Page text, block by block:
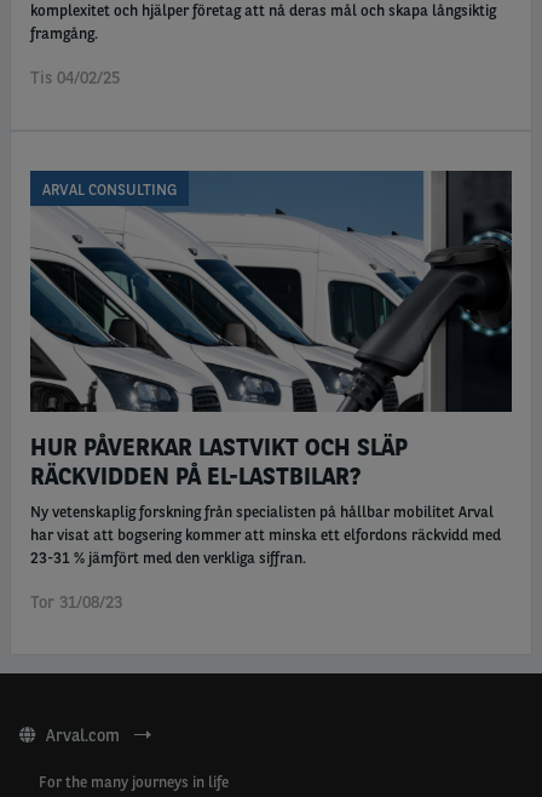
komplexitet och hjälper företag att nå deras mål och skapa långsiktig
framgång.
Tis 04/02/25
ARVAL CONSULTING
HUR PÅVERKAR LASTVIKT OCH SLÄP
RÄCKVIDDEN PÅ EL-LASTBILAR?
Ny vetenskaplig forskning från specialisten på hållbar mobilitet Arval
har visat att bogsering kommer att minska ett elfordons räckvidd med
23-31 % jämfört med den verkliga siffran.
Tor 31/08/23
Arval.com
For the many journeys in life